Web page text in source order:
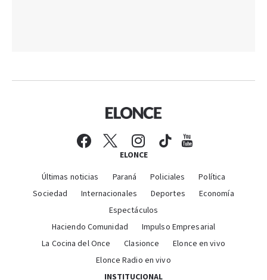
ELONCE
Últimas noticias Paraná Policiales
Política
Sociedad
Internacionales Deportes
Economía
Espectáculos
Haciendo Comunidad
Impulso Empresarial
La Cocina del Once
Clasionce
Elonce en vivo
Elonce Radio en vivo
INSTITUCIONAL